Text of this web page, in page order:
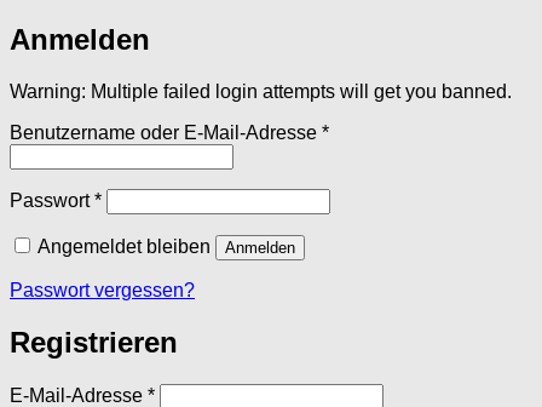
Anmelden
Warning: Multiple failed login attempts will get you banned.
Benutzername oder E-Mail-Adresse *Erforderlich
Passwort*Erforderlich
Angemeldet bleiben Anmelden
Passwort vergessen?
Registrieren
E-Mail-Adresse *Erforderlich